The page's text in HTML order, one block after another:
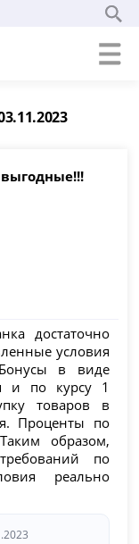
достаточно
условия
в виде
и по курсу 1
товаров в
Проценты по
образом,
по
реально